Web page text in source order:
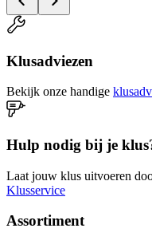
Klusadviezen
Bekijk onze handige
Hulp nodig bij je
Laat jouw klus uitvoeren
Klusservice
Assortiment